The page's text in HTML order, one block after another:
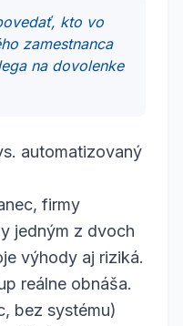
kto vo
zamestnanca
na dovolenke
automatizovaný
firmy
jedným z dvoch
výhody aj riziká.
reálne obnáša.
bez systému)